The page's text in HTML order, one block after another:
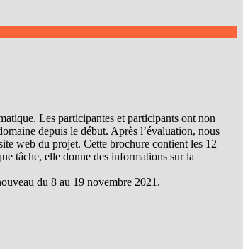
Les participantes et participants ont non
depuis le début. Après l’évaluation, nous
web du projet. Cette brochure contient les 12
tâche, elle donne des informations sur la
du 8 au 19 novembre 2021.